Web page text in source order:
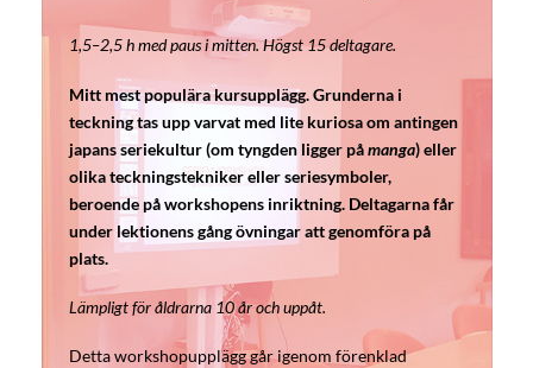
1,5–2,5 h med paus i mitten. Högst 15 deltagare.
Mitt mest populära kursupplägg. Grunderna i
teckning tas upp varvat med lite kuriosa om antingen
japans seriekultur (om tyngden ligger påmanga) eller
olika teckningstekniker eller seriesymboler,
beroende på workshopens inriktning. Deltagarna får
under lektionens gång övningar att genomföra på
plats.
Lämpligt för åldrarna 10 år och uppåt.
Detta workshopupplägg går igenom förenklad